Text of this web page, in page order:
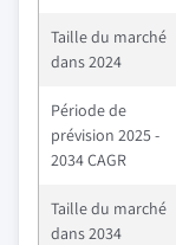
Taille du marché
dans 2024
Période de
prévision 2025 -
2034 CAGR
Taille du marché
dans 2034